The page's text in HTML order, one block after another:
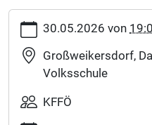
conbats
Infoabend
ConBats
05-
30.05.2026 von
Großweikersdorf,
Volksschule
KFFÖ